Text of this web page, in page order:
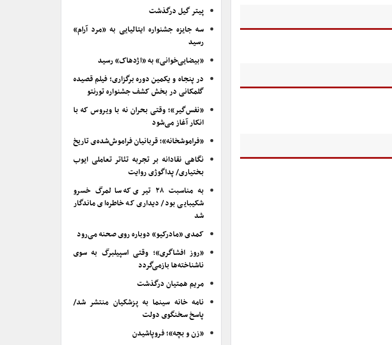
پیتر گیل درگذشت
سه جایزه جشنواره ایتالیایی به «مرد آرام»
رسید
«بیضایی‌خوانی» به «اژدهاک» رسید
در پنجاه و یکمین دوره برگزاری؛ فیلم قصیده
گلمکانی در بخش کشف جشنواره تورنتو
«نفس‌گیر»؛ وقتی بحران نه با ویروس که با
انکار آغاز می‌شود
«فراموشخانه»؛ قربانیان فراموش‌شده‌ی تاریخ
نگاهی نقادانه بر تجربه تئاتر تعاملی ایوب
بختیاری/ پداگوژی روایت
به مناسبت ۲۸ تیری که سالمرگ خسرو
شکیبایی بود/ دیداری که خاطره‌ای ماندگار
شد
کمدی «مادرکیو» دوباره روی صحنه می‌رود
«روز افشاگری»؛ وقتی اسپیلبرگ به سوی
ناشناخته‌ها بازمی‌گردد
مریم همتیان درگذشت
نامه خانه سینما به پزشکیان منتشر شد/
پاسخ سخنگوی دولت
«زن و بچه»؛ فروپاشیدن